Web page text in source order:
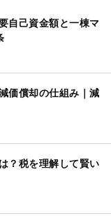
自己資金額と一棟マ
価償却の仕組み｜減
？税を理解して賢い